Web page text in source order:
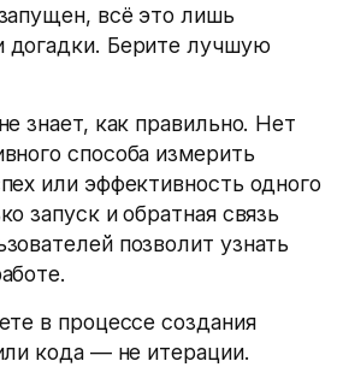
всё это лишь
догадки. Берите лучшую
знает, как правильно. Нет
способа измерить
или эффективность одного
запуск и обратная связь
позволит узнать
в процессе создания
кода — не итерации.